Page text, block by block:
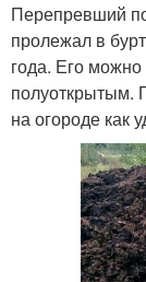
Перепревший
пролежал в
года. Его
полуоткрытым.
на огороде как